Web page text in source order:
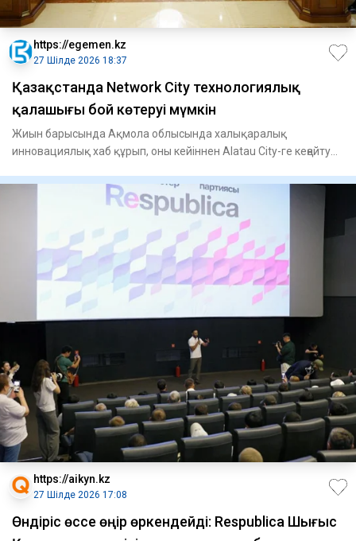
https://egemen.kz
27 Шілде 2026 18:37
Қазақстанда Network City технологиялық
қалашығы бой көтеруі мүмкін
Жиын барысында Ақмола облысында халықаралық
инновациялық хаб құрып, оны кейіннен Alatau City-ге кеңейту
https://aikyn.kz
27 Шілде 2026 17:08
Өндіріс өссе өңір өркендейді: Respublica Шығыс